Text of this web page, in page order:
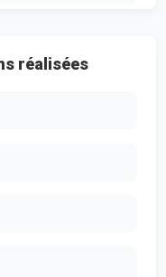
réalisées